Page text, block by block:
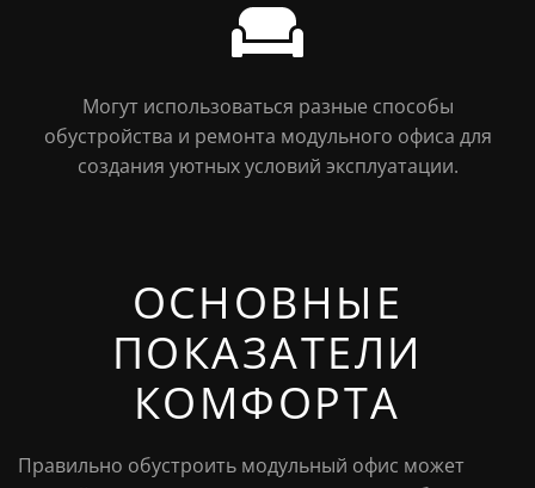
Могут использоваться разные способы
обустройства и ремонта модульного офиса для
создания уютных условий эксплуатации.
ОСНОВНЫЕ
ПОКАЗАТЕЛИ
КОМФОРТА
Правильно обустроить модульный офис может